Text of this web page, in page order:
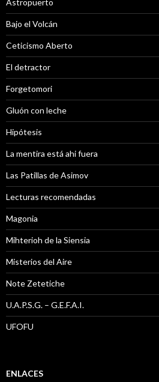
Astropuerto
Bajo el Volcán
Ceticismo Aberto
El detractor
Forgetomori
Gluón con leche
Hipótesis
La mentira está ahi fuera
Las Patillas de Asimov
Lecturas recomendadas
Magonia
Mihterioh de la Siensia
Misterios del Aire
Note Zetetiche
U.A.P.S.G. – G.E.F.A.I.
UFOFU
ENLACES